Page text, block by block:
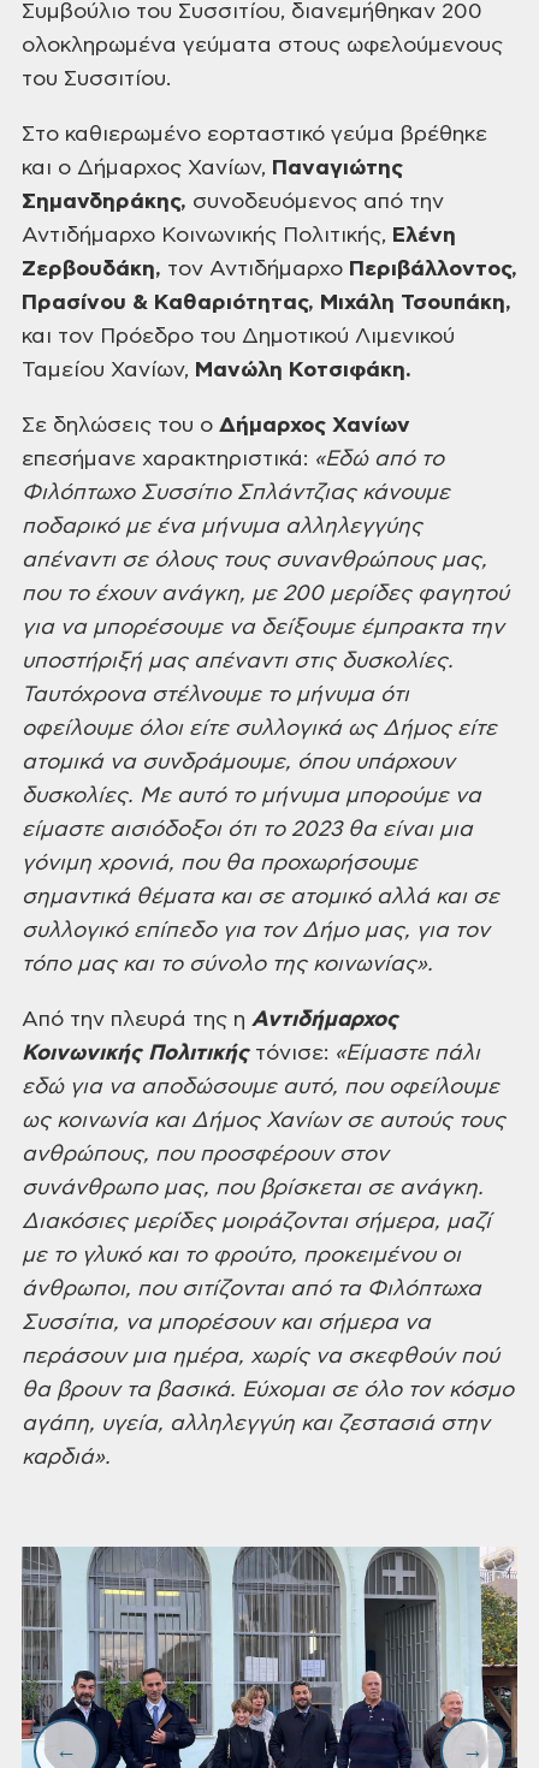
Συμβούλιο του Συσσιτίου, διανεμήθηκαν 200
ολοκληρωμένα γεύματα στους ωφελούμενους
του Συσσιτίου.
Στο καθιερωμένο εορταστικό γεύμα βρέθηκε
και ο Δήμαρχος Χανίων, Παναγιώτης
Σημανδηράκης, συνοδευόμενος από την
Αντιδήμαρχο Κοινωνικής Πολιτικής, Ελένη
Ζερβουδάκη, τον Αντιδήμαρχο Περιβάλλοντος,
Πρασίνου & Καθαριότητας, Μιχάλη Τσουπάκη,
και τον Πρόεδρο του Δημοτικού Λιμενικού
Ταμείου Χανίων, Μανώλη Κοτσιφάκη.
Σε δηλώσεις του ο Δήμαρχος Χανίων
επεσήμανε χαρακτηριστικά: «Εδώ από το
Φιλόπτωχο Συσσίτιο Σπλάντζιας κάνουμε
ποδαρικόμε ένα μήνυμα αλληλεγγύης
απέναντι σε όλους τους συνανθρώπους μας,
που το έχουνανάγκη, με 200 μερίδες φαγητού
για να μπορέσουμε να δείξουμε έμπρακτα την
υποστήριξή μας απέναντι στις δυσκολίες.
Ταυτόχρονα στέλνουμε το μήνυμα ότι
οφείλουμε όλοι είτε συλλογικά ως Δήμος είτε
ατομικά να συνδράμουμε, όπου υπάρχουν
δυσκολίες. Με αυτό το μήνυμα μπορούμε να
είμαστε αισιόδοξοι ότι το 2023 θαείναι μια
γόνιμη χρονιά, που θα προχωρήσουμε
σημαντικά θέματα και σε ατομικόαλλά και σε
συλλογικό επίπεδο για τον Δήμο μας, για τον
τόπο μας και το σύνολοτης κοινωνίας».
Από την πλευρά της η Αντιδήμαρχος
Κοινωνικής Πολιτικήςτόνισε: «Είμαστε πάλι
εδώ για να αποδώσουμε αυτό, που οφείλουμε
ως κοινωνία καιΔήμος Χανίων σε αυτούς τους
ανθρώπους, που προσφέρουν στον
συνάνθρωπο μας, πουβρίσκεται σε ανάγκη.
Διακόσιες μερίδες μοιράζονται σήμερα, μαζί
με το γλυκό καιτο φρούτο, προκειμένου οι
άνθρωποι, που σιτίζονται από τα Φιλόπτωχα
Συσσίτια, να μπορέσουν και σήμερα να
περάσουν μια ημέρα, χωρίς να σκεφθούν πού
θα βρουντα βασικά. Εύχομαι σε όλο τον κόσμο
αγάπη, υγεία, αλληλεγγύη και ζεστασιά στην
καρδιά».